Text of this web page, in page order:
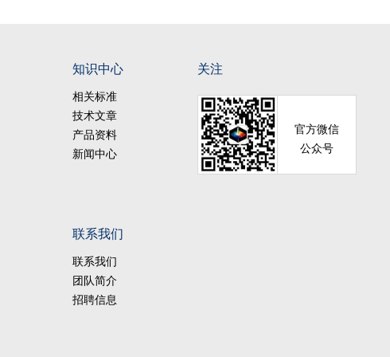
知识中心
相关标准
技术文章
产品资料
新闻中心
联系我们
联系我们
团队简介
招聘信息
关注
官方微信
公众号